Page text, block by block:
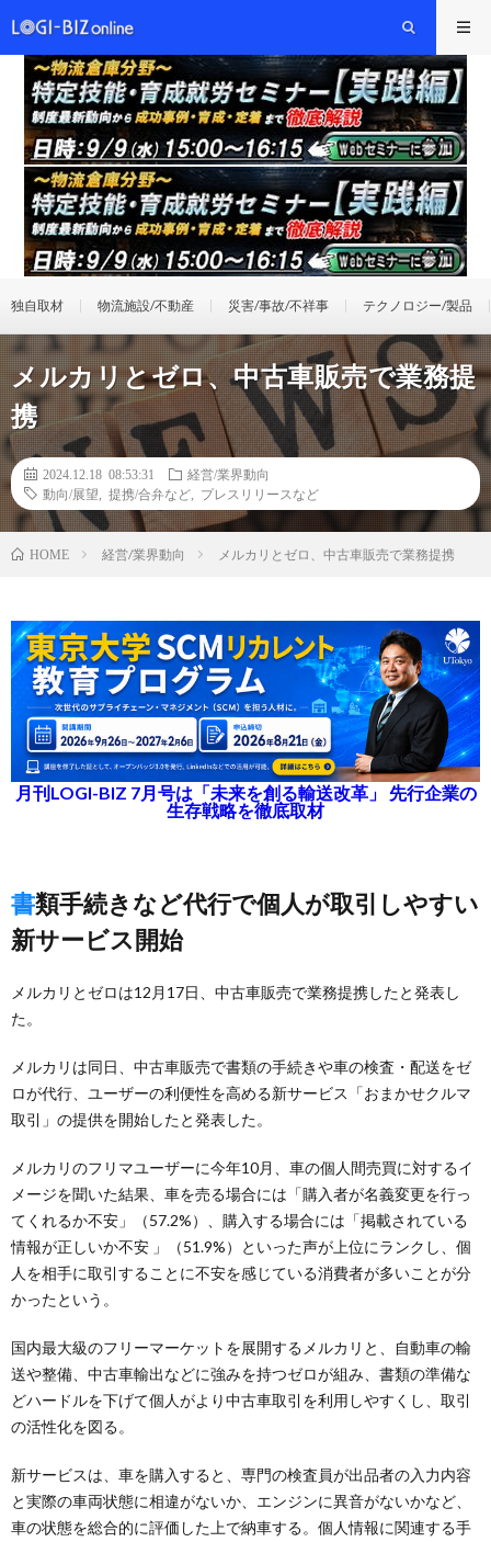
独自取材 物流施設/不動産 災害/事故/不祥事 テクノロジー/製品
メルカリとゼロ、中古車販売で業務提
携
2024.12.18 08:53:31
経営/業界動向
動向/展望
提携/合弁など プレスリリースなど
HOME 経営/業界動向 メルカリとゼロ、中古車販売で業務提携
月刊LOGI-BIZ 7月号は「未来を創る輸送改革」 先行企業の
生存戦略を徹底取材
書類手続きなど代行で個人が取引しやすい
新サービス開始
メルカリとゼロは12月17日、中古車販売で業務提携したと発表し
た。
メルカリは同日、中古車販売で書類の手続きや車の検査・配送をゼ
ロが代行、ユーザーの利便性を高める新サービス「おまかせクルマ
取引」の提供を開始したと発表した。
メルカリのフリマユーザーに今年10月、車の個人間売買に対するイ
メージを聞いた結果、車を売る場合には「購入者が名義変更を行っ
てくれるか不安」（57.2%）、購入する場合には「掲載されている
情報が正しいか不安 」（51.9%）といった声が上位にランクし、個
人を相手に取引することに不安を感じている消費者が多いことが分
かったという。
国内最大級のフリーマーケットを展開するメルカリと、自動車の輸
送や整備、中古車輸出などに強みを持つゼロが組み、書類の準備な
どハードルを下げて個人がより中古車取引を利用しやすくし、取引
の活性化を図る。
新サービスは、車を購入すると、専門の検査員が出品者の入力内容
と実際の車両状態に相違がないか、エンジンに異音がないかなど、
車の状態を総合的に評価した上で納車する。個人情報に関連する手